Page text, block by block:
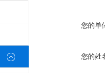
您的单
您的姓